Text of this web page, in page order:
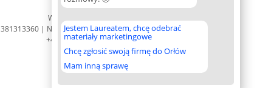
Jestem Laureatem, chcę odebrać
materiały marketingowe
Chcę zgłosić swoją firmę do Orłów
Mam inną sprawę
ul. Ruska 22
Wrocław 50-079
| NIP 8943132676
+48 508 492 400
Lista
Laureatów
Zasady
Regulamin
Prywatności